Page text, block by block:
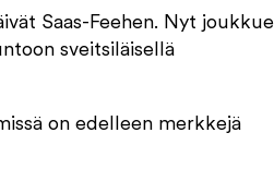
Saas-Feehen. Nyt joukkue
sveitsiläisellä
on edelleen merkkejä